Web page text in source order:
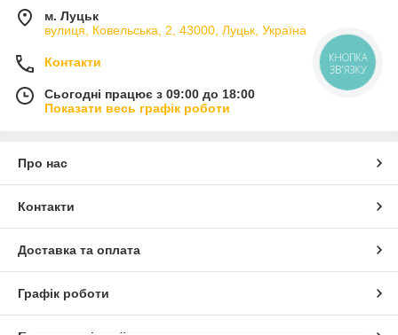
м. Луцьк
вулиця, Ковельська, 2, 43000, Луцьк, Україна
Контакти
Сьогодні працює з 09:00 до 18:00
Показати весь графік роботи
Про нас
Контакти
Доставка та оплата
Графік роботи
КНОПКА
ЗВ'ЯЗКУ